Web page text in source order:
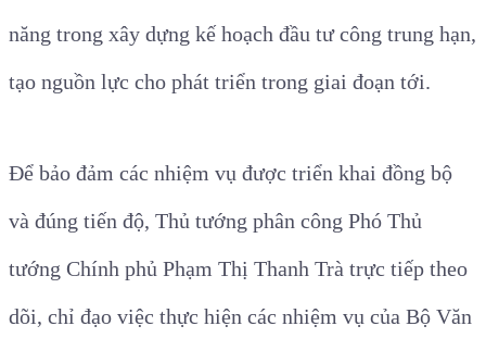
năng trong xây dựng kế hoạch đầu tư công trung hạn,
tạo nguồn lực cho phát triển trong giai đoạn tới.
Để bảo đảm các nhiệm vụ được triển khai đồng bộ
và đúng tiến độ, Thủ tướng phân công Phó Thủ
tướng Chính phủ Phạm Thị Thanh Trà trực tiếp theo
dõi, chỉ đạo việc thực hiện các nhiệm vụ của Bộ Văn